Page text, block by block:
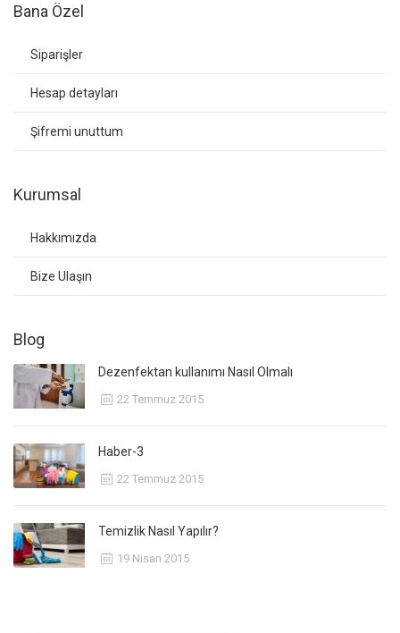
Bana Özel
Siparişler
Hesap detayları
Şifremi unuttum
Kurumsal
Hakkımızda
Bize Ulaşın
Blog
Dezenfektan kullanımı Nasıl Olmalı
22 Temmuz 2015
Haber-3
22 Temmuz 2015
Temizlik Nasıl Yapılır?
19 Nisan 2015